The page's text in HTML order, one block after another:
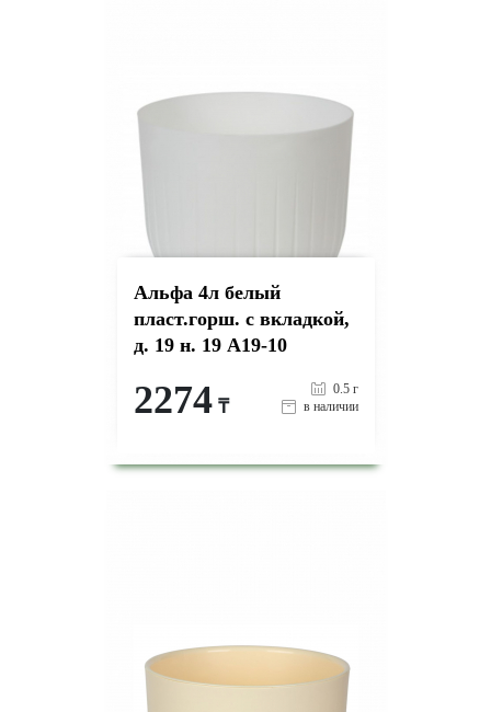
Альфа 4л белый
пласт.горш. с вкладкой,
д. 19 н. 19 А19-10
2274 ₸
0.5 г
в наличии